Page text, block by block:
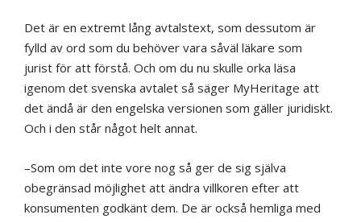
Det är en extremt lång avtalstext, som dessutom är
fylld av ord som du behöver vara såväl läkare som
jurist för att förstå. Och om du nu skulle orka läsa
igenom det svenska avtalet så säger MyHeritage att
det ändå är den engelska versionen som gäller juridiskt.
Och i den står något helt annat.
–Som om det inte vore nog så ger de sig själva
obegränsad möjlighet att ändra villkoren efter att
konsumenten godkänt dem. De är också hemliga med